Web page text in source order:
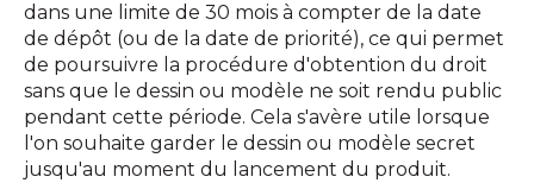
dans une limite de 30 mois à compter de la date
de dépôt (ou de la date de priorité), ce qui permet
de poursuivre la procédure d'obtention du droit
sans que le dessin ou modèle ne soit rendu public
pendant cette période. Cela s'avère utile lorsque
l'on souhaite garder le dessin ou modèle secret
jusqu'au moment du lancement du produit.